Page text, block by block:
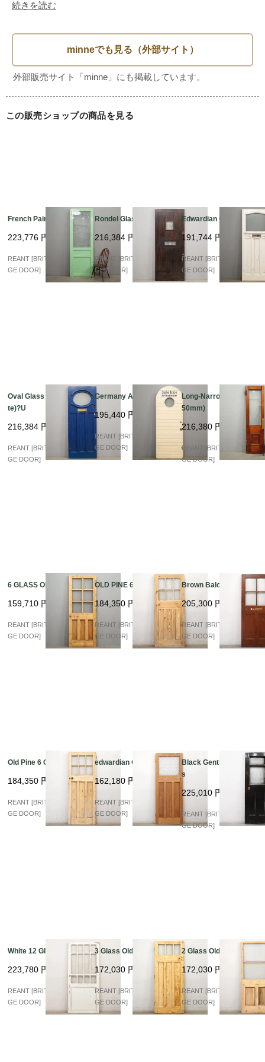
--------------------
【現状】
戸当り　：無
--------------------
取手（ドアノブ・レバーハンドル）などの取付やドアの吊り
は最小値となっております。
続きを読む
この販売ショップの商品を見る
French Painting Glass
223,776 円
REANT [BRITISH VINTA
GE DOOR]
Rondel Glass Flont?U
216,384 円
REANT [BRITISH VINTA
GE DOOR]
Edwardian Glass?U
191,744 円
REANT [BRITISH VINTA
GE DOOR]
Oval Glass (Blue&Whi
te)?U
216,384 円
REANT [BRITISH VINTA
GE DOOR]
Germany Arch Glass
195,440 円
REANT [BRITISH VINTA
GE DOOR]
Long-Narrow (580×21
50mm)
216,380 円
REANT [BRITISH VINTA
GE DOOR]
6 GLASS OLD PINE
159,710 円
REANT [BRITISH VINTA
GE DOOR]
OLD PINE 6 GLASS
184,350 円
REANT [BRITISH VINTA
GE DOOR]
Brown Balcony Glass
205,300 円
REANT [BRITISH VINTA
GE DOOR]
Old Pine 6 Glass
184,350 円
REANT [BRITISH VINTA
GE DOOR]
edwardian Old Pine
162,180 円
REANT [BRITISH VINTA
GE DOOR]
Black Gentleman Glas
s
225,010 円
REANT [BRITISH VINTA
GE DOOR]
White 12 Glass
223,780 円
REANT [BRITISH VINTA
GE DOOR]
3 Glass Old Pine
172,030 円
REANT [BRITISH VINTA
GE DOOR]
2 Glass Old Pine
172,030 円
REANT [BRITISH VINTA
GE DOOR]